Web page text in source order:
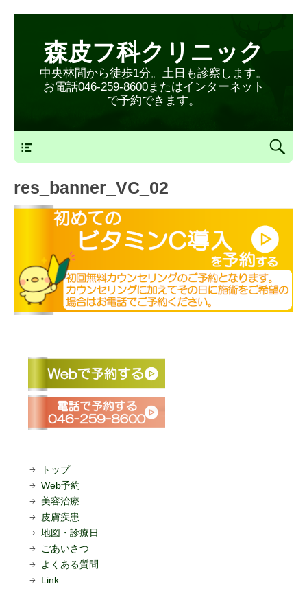
森皮フ科クリニック
中央林間から徒歩1分。土日も診察します。
お電話046-259-8600またはインターネット
で予約できます。
res_banner_VC_02
トップ
Web予約
美容治療
皮膚疾患
地図・診療日
ごあいさつ
よくある質問
Link